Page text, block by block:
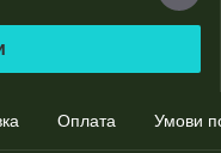
Оплата Умови